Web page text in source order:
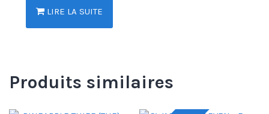
LIRE LA SUITE
Produits similaires